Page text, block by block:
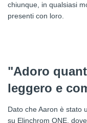
chiunque, in qualsiasi
presenti con loro.
"Adoro
leggero e
Dato che Aaron è stato
su Elinchrom ONE,